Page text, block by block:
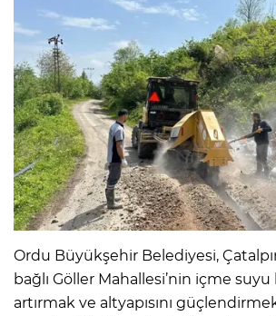
Ordu Büyükşehir Belediyesi,
bağlı Göller Mahallesi’nin içme
artırmak ve altyapısını